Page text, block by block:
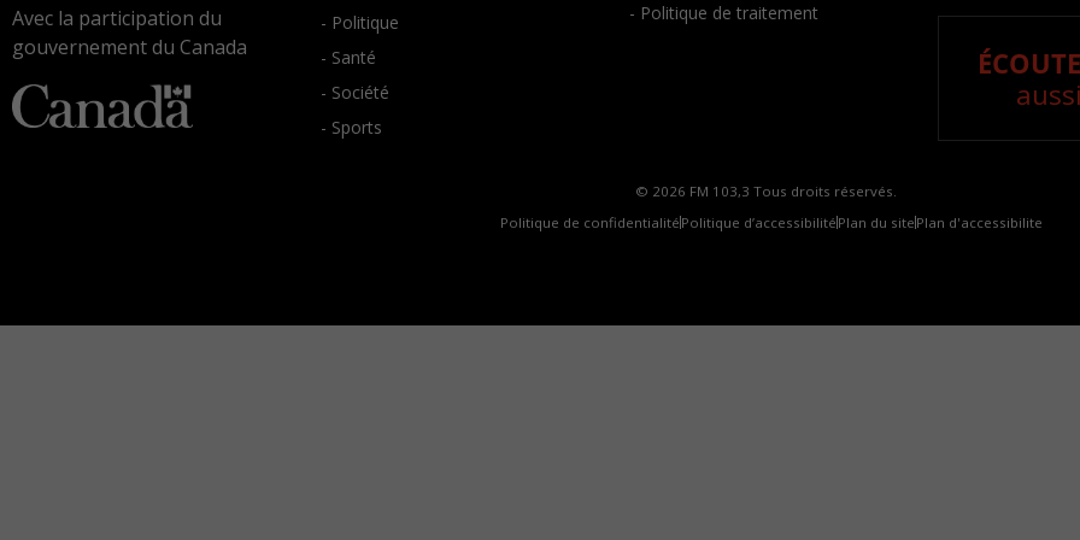
Avec la participation du
gouvernement du Canada
- Politique
- Santé
- Société
- Sports
- Politique de traitement
© 2026 FM 103,3 Tous droits réservés.
Politique de confidentialité Politique d’accessibilité Plan du site Plan d'accessibilite